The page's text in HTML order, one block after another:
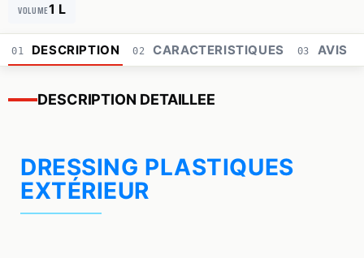
VOLUME1 L
01 DESCRIPTION 02 CARACTERISTIQUES 03 AVIS
DESCRIPTION DETAILLEE
DRESSING PLASTIQUES
EXTÉRIEUR